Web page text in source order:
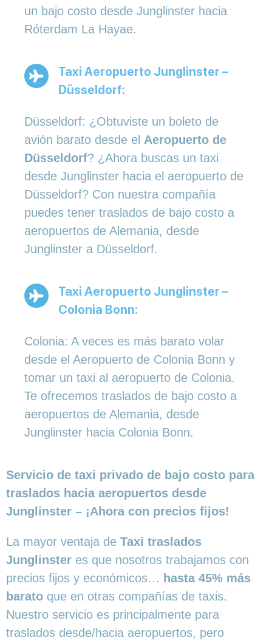
un bajo costo desde Junglinster hacia
Róterdam La Hayae.
Taxi Aeropuerto Junglinster –
Düsseldorf:
Düsseldorf: ¿Obtuviste un boleto de
avión barato desde el Aeropuerto de
Düsseldorf? ¿Ahora buscas un taxi
desde Junglinster hacia el aeropuerto de
Düsseldorf? Con nuestra compañía
puedes tener traslados de bajo costo a
aeropuertos de Alemania, desde
Junglinster a Düsseldorf.
Taxi Aeropuerto Junglinster –
Colonia Bonn:
Colonia: A veces es más barato volar
desde el Aeropuerto de Colonia Bonn y
tomar un taxi al aeropuerto de Colonia.
Te ofrecemos traslados de bajo costo a
aeropuertos de Alemania, desde
Junglinster hacia Colonia Bonn.
Servicio de taxi privado de bajo costo para
traslados hacia aeropuertos desde
Junglinster – ¡Ahora con precios fijos!
La mayor ventaja de Taxi traslados
Junglinster es que nosotros trabajamos con
precios fijos y económicos… hasta 45% más
barato que en otras compañías de taxis.
Nuestro servicio es principalmente para
traslados desde/hacia aeropuertos, pero